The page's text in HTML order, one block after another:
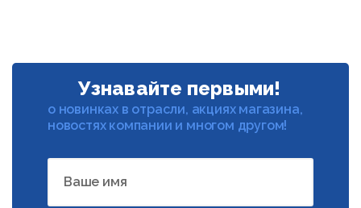
Узнавайте первыми!
о новинках в отрасли, акциях магазина,
новостях компании и многом другом!
Ваше имя